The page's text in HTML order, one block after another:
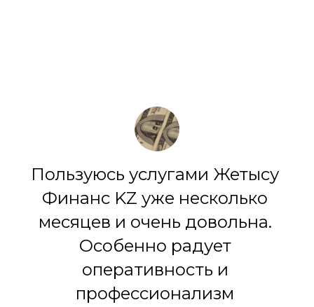
Пользуюсь услугами Жетысу
Финанс KZ уже несколько
месяцев и очень довольна.
Особенно радует
оперативность и
профессионализм